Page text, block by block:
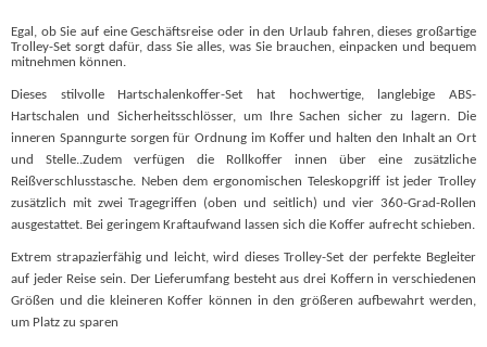
Egal, ob Sie auf eine Geschäftsreise oder in den Urlaub fahren, dieses großartige
Trolley-Set sorgt dafür, dass Sie alles, was Sie brauchen, einpacken und bequem
mitnehmen können.
Dieses stilvolle Hartschalenkoffer-Set hat hochwertige, langlebige ABS-
Hartschalen und Sicherheitsschlösser, um Ihre Sachen sicher zu lagern. Die
inneren Spanngurte sorgen für Ordnung im Koffer und halten den Inhalt an Ort
und Stelle..Zudem verfügen die Rollkoffer innen über eine zusätzliche
Reißverschlusstasche. Neben dem ergonomischen Teleskopgriff ist jeder Trolley
zusätzlich mit zwei Tragegriffen (oben und seitlich) und vier 360-Grad-Rollen
ausgestattet. Bei geringem Kraftaufwand lassen sich die Koffer aufrecht schieben.
Extrem strapazierfähig und leicht, wird dieses Trolley-Set der perfekte Begleiter
auf jeder Reise sein. Der Lieferumfang besteht aus drei Koffern in verschiedenen
Größen und die kleineren Koffer können in den größeren aufbewahrt werden,
um Platz zu sparen